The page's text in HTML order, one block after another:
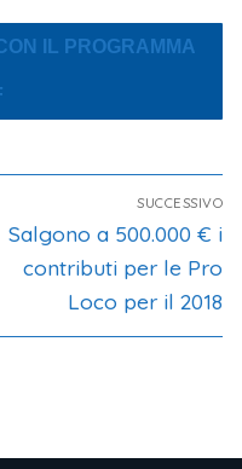
IL PROGRAMMA
SUCCESSIVO
Salgono a 500.000 € i
contributi per le Pro
Loco per il 2018